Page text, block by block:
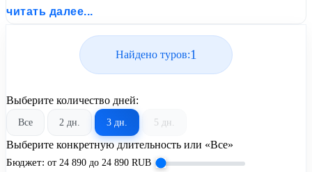
от United Travel Systems.
читать далее...
Найдено туров:1
Выберите количество дней:
Все 2 дн. 3 дн. 5 дн.
Выберите конкретную длительность или «Все»
Бюджет: от 24 890 до 24 890 RUB